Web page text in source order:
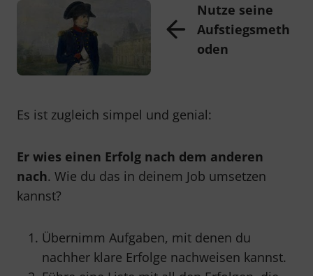
Nutze seine
Aufstiegsmeth
oden
Es ist zugleich simpel und genial:
Er wies einen Erfolg nach dem anderen
nach. Wie du das in deinem Job umsetzen
kannst?
Übernimm Aufgaben, mit denen du
nachher klare Erfolge nachweisen kannst.